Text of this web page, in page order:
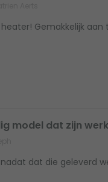
Gemakkelijk aan
model dat zijn
dat die geleverd